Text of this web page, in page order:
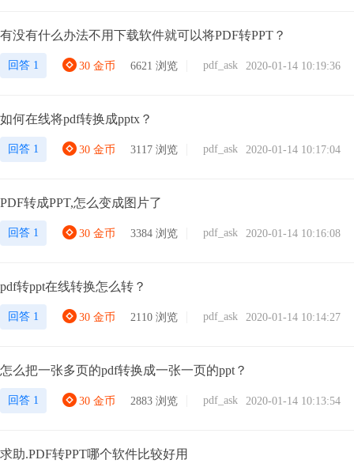
有没有什么办法不用下载软件就可以将PDF转PPT？
回答 1 30 金币 6621 浏览 pdf_ask 2020-01-14 10:19:36
如何在线将pdf转换成pptx？
回答 1 30 金币 3117 浏览 pdf_ask 2020-01-14 10:17:04
PDF转成PPT,怎么变成图片了
回答 1 30 金币 3384 浏览 pdf_ask 2020-01-14 10:16:08
pdf转ppt在线转换怎么转？
回答 1 30 金币 2110 浏览 pdf_ask 2020-01-14 10:14:27
怎么把一张多页的pdf转换成一张一页的ppt？
回答 1 30 金币 2883 浏览 pdf_ask 2020-01-14 10:13:54
求助.PDF转PPT哪个软件比较好用